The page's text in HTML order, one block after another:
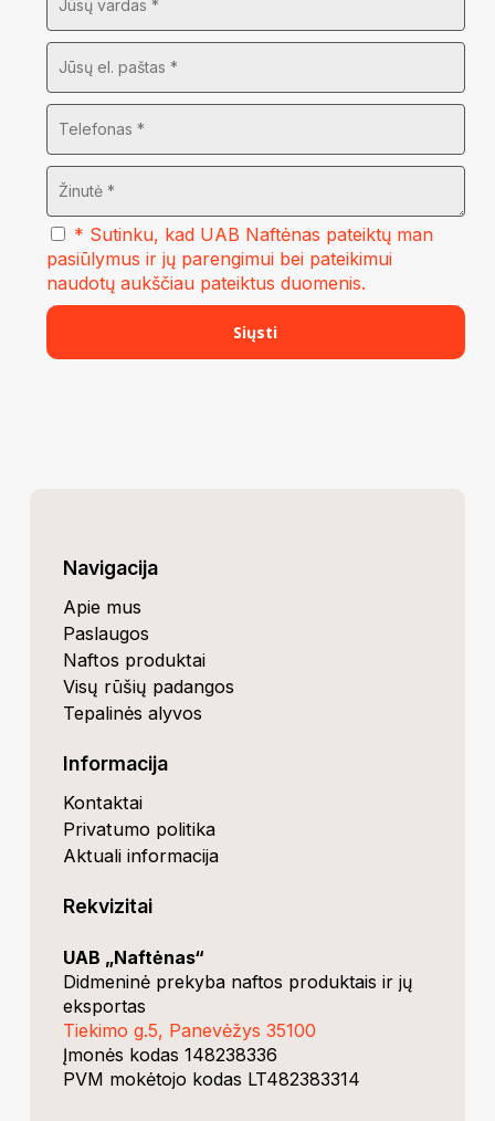
* Sutinku, kad UAB Naftėnas pateiktų man
pasiūlymus ir jų parengimui bei pateikimui
naudotų aukščiau pateiktus duomenis.
Navigacija
Apie mus
Paslaugos
Naftos produktai
Visų rūšių padangos
Tepalinės alyvos
Informacija
Kontaktai
Privatumo politika
Aktuali informacija
Rekvizitai
UAB „Naftėnas“
Didmeninė prekyba naftos produktais ir jų
eksportas
Tiekimo g.5, Panevėžys 35100
Įmonės kodas 148238336
PVM mokėtojo kodas LT482383314